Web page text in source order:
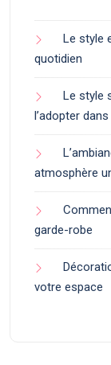
Le style
quotidien
Le style
l’adopter
atmosphère
garde-robe
votre espace